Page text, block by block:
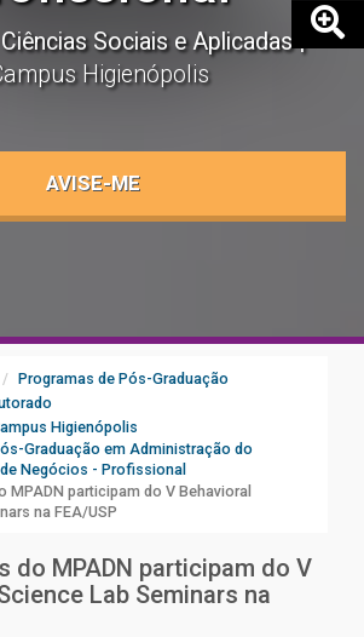
Sociais e Aplicadas
Higienópolis
AVISE-ME
Programas de Pós-Graduação
Higienópolis
Graduação em Administração do
Negócios - Profissional
MPADN participam do V Behavioral
na FEA/USP
do MPADN participam do V
Lab Seminars na